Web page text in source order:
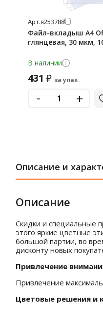
Арт.я253788
Файл-вкладыш А4
глянцевая, 30 мкм,
В наличии
431 ₽ за упак.
- +
Описание и
Описание
Скидки и специальные
этого яркие цветные
большой партии, во
дисконту новых
Привлечение
Привлечение
Цветовые решения и